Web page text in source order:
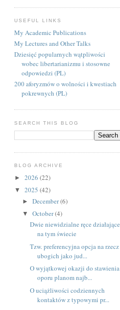
USEFUL LINKS
My Academic Publications
My Lectures and Other Talks
Dziesięć popularnych wątpliwości
wobec libertarianizmu i stosowne
odpowiedzi (PL)
200 aforyzmów o wolności i kwestiach
pokrewnych (PL)
SEARCH THIS BLOG
BLOG ARCHIVE
► 2026 (22)
▼ 2025 (42)
► December(6)
▼ October(4)
Dwie niewidzialne ręce działające
na tym świecie
Tzw. preferencyjna opcja na rzecz
ubogich jako jud...
O wyjątkowej okazji do stawienia
oporu planom najb...
O uciążliwości codziennych
kontaktów z typowymi pr...